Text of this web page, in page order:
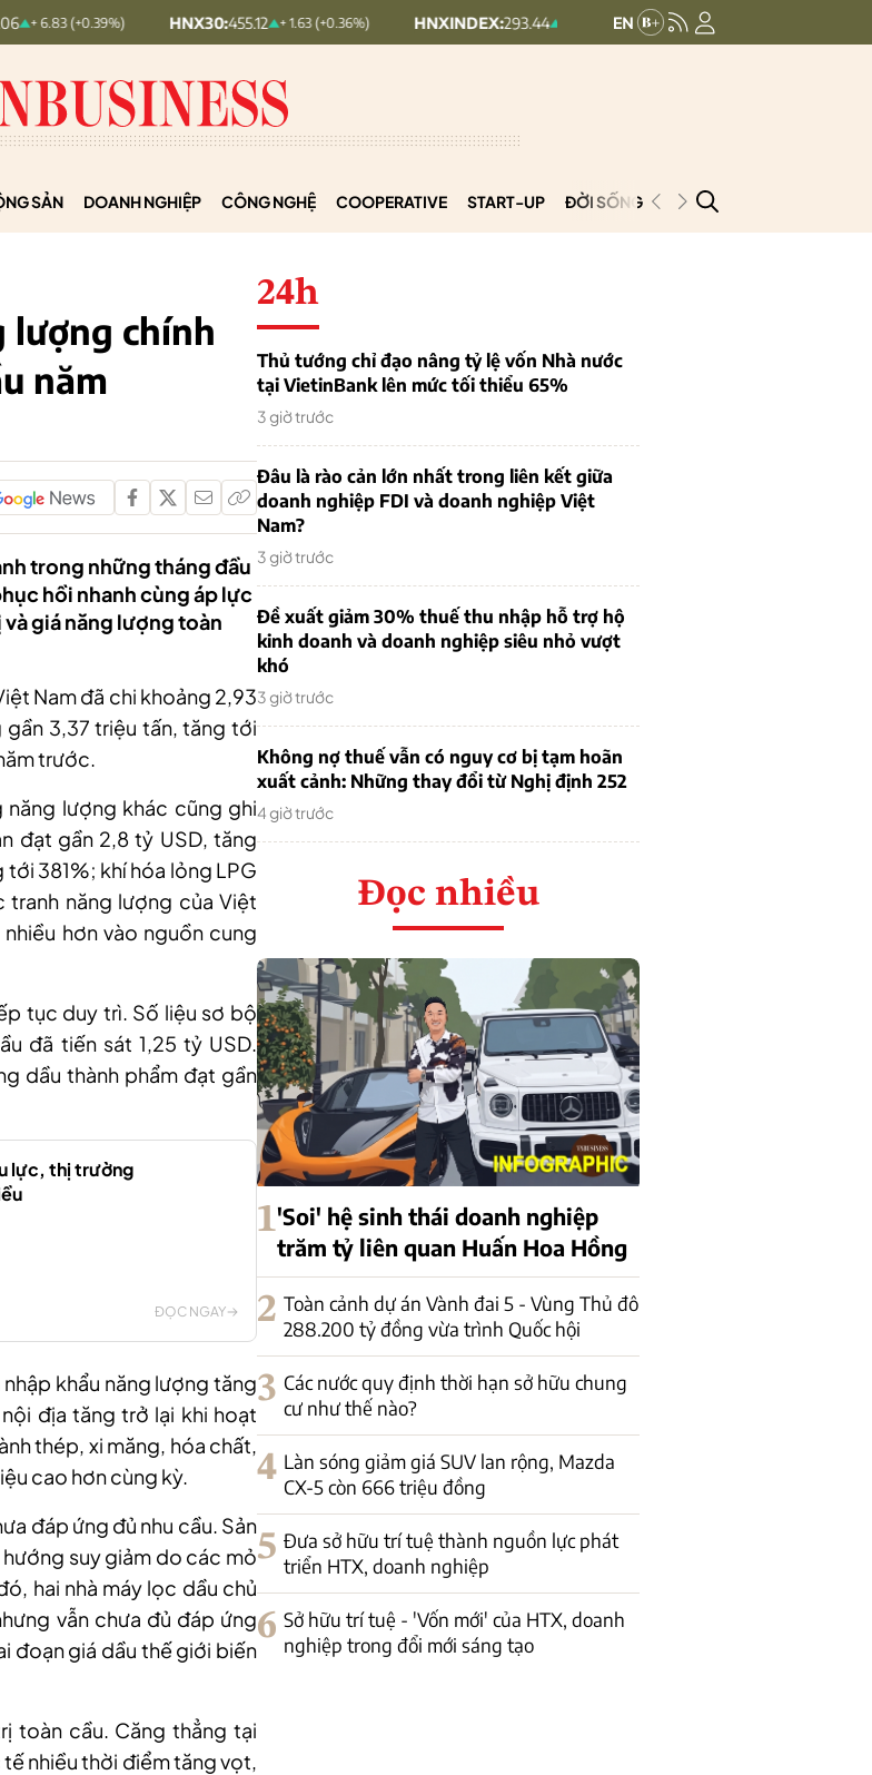
HNX30:455.12 + 1.63 (+0.36%) HNXINDEX: 293.44 + 0.25 (+0.09%) UPCOMINDEX: 126.99
SẢN DOANH NGHIỆP CÔNG NGHỆ COOPERATIVE START-UP ĐỜI SỐNG PODCAST
lượng chính
năm
trong những tháng đầu
hồi nhanh cùng áp lực
giá năng lượng toàn
Nam đã chi khoảng 2,93
3,37 triệu tấn, tăng tới
trước.
năng lượng khác cũng ghi
đạt gần 2,8 tỷ USD, tăng
381%; khí hóa lỏng LPG
tranh năng lượng của Việt
hơn vào nguồn cung
tục duy trì. Số liệu sơ bộ
đã tiến sát 1,25 tỷ USD.
dầu thành phẩm đạt gần
lực, thị trường
ĐỌC NGAY
khẩu năng lượng tăng
địa tăng trở lại khi hoạt
thép, xi măng, hóa chất,
cao hơn cùng kỳ.
đáp ứng đủ nhu cầu. Sản
suy giảm do các mỏ
hai nhà máy lọc dầu chủ
vẫn chưa đủ đáp ứng
đoạn giá dầu thế giới biến
toàn cầu. Căng thẳng tại
nhiều thời điểm tăng vọt,
24h
Thủ tướng chỉ đạo nâng tỷ lệ vốn Nhà nước
tại VietinBank lên mức tối thiểu 65%
3 giờ trước
Đâu là rào cản lớn nhất trong liên kết giữa
doanh nghiệp FDI và doanh nghiệp Việt
Nam?
3 giờ trước
Đề xuất giảm 30% thuế thu nhập hỗ trợ hộ
kinh doanh và doanh nghiệp siêu nhỏ vượt
khó
3 giờ trước
Không nợ thuế vẫn có nguy cơ bị tạm hoãn
xuất cảnh: Những thay đổi từ Nghị định 252
4 giờ trước
Đọc nhiều
1'Soi' hệ sinh thái doanh nghiệp
trăm tỷ liên quan Huấn Hoa Hồng
2 Toàn cảnh dự án Vành đai 5 - Vùng Thủ đô
288.200 tỷ đồng vừa trình Quốc hội
3 Các nước quy định thời hạn sở hữu chung
cư như thế nào?
4 Làn sóng giảm giá SUV lan rộng, Mazda
CX-5 còn 666 triệu đồng
5 Đưa sở hữu trí tuệ thành nguồn lực phát
triển HTX, doanh nghiệp
6 Sở hữu trí tuệ - 'Vốn mới' của HTX, doanh
nghiệp trong đổi mới sáng tạo